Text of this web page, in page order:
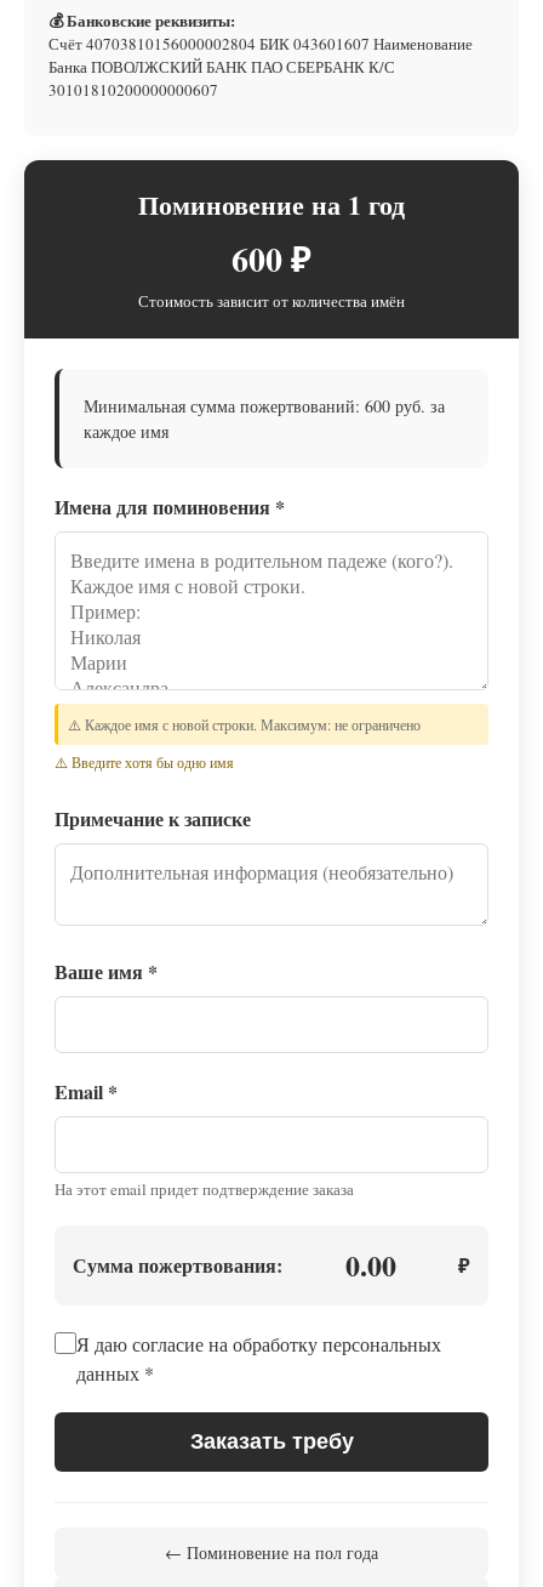
💰 Банковские реквизиты:
Счёт 40703810156000002804 БИК 043601607 Наименование
Банка ПОВОЛЖСКИЙ БАНК ПАО СБЕРБАНК К/С
30101810200000000607
Поминовение на 1 год
600 ₽
Стоимость зависит от количества имён
Минимальная сумма пожертвований: 600 руб. за
каждое имя
Имена для поминовения *
⚠️ Каждое имя с новой строки. Максимум: не ограничено
⚠️ Введите хотя бы одно имя
Примечание к записке
Ваше имя *
Email *
На этот email придет подтверждение заказа
Сумма пожертвования: 0.00 ₽
Я даю согласие на обработку персональных
данных *
Заказать требу
← Поминовение на пол года